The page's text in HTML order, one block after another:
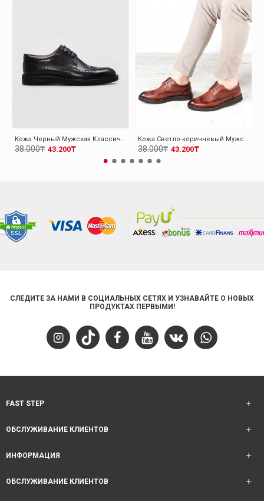
Кожа Черный Мужская Классическая Обувь 095MA4051-1
43.200₸
38.000₸
Кожа Светло-коричневый Мужская Классическая Обувь 095MA4051-1
43.200₸
38.000₸
СЛЕДИТЕ ЗА НАМИ В СОЦИАЛЬНЫХ СЕТЯХ И УЗНАВАЙТЕ О НОВЫХ
ПРОДУКТАХ ПЕРВЫМИ!
FAST STEP
ОБСЛУЖИВАНИЕ КЛИЕНТОВ
ИНФОРМАЦИЯ
ОБСЛУЖИВАНИЕ КЛИЕНТОВ